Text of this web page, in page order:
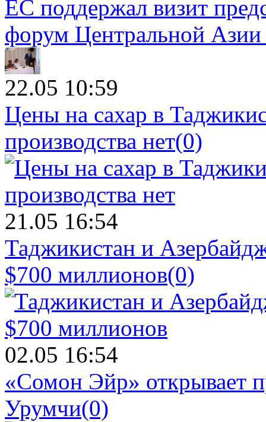
ЕС поддержал визит
форум Центральной Азии
22.05 10:59
Цены на сахар в
производства нет(0)
21.05 16:54
Таджикистан и
$700 миллионов(0)
02.05 16:54
«Сомон Эйр» открывает
Урумчи(0)